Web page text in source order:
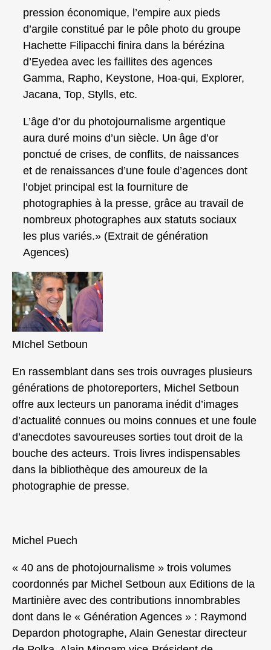
pression économique, l’empire aux pieds
d’argile constitué par le pôle photo du groupe
Hachette Filipacchi finira dans la bérézina
d’Eyedea avec les faillites des agences
Gamma, Rapho, Keystone, Hoa-qui, Explorer,
Jacana, Top, Stylls, etc.
L’âge d’or du photojournalisme argentique
aura duré moins d’un siècle. Un âge d’or
ponctué de crises, de conflits, de naissances
et de renaissances d’une foule d’agences dont
l’objet principal est la fourniture de
photographies à la presse, grâce au travail de
nombreux photographes aux statuts sociaux
les plus variés.» (Extrait de génération
Agences)
MIchel Setboun
En rassemblant dans ses trois ouvrages plusieurs
générations de photoreporters, Michel Setboun
offre aux lecteurs un panorama inédit d’images
d’actualité connues ou moins connues et une foule
d’anecdotes savoureuses sorties tout droit de la
bouche des acteurs. Trois livres indispensables
dans la bibliothèque des amoureux de la
photographie de presse.
Michel Puech
« 40 ans de photojournalisme » trois volumes
coordonnés par Michel Setboun aux Editions de la
Martinière avec des contributions innombrables
dont dans le « Génération Agences » : Raymond
Depardon photographe, Alain Genestar directeur